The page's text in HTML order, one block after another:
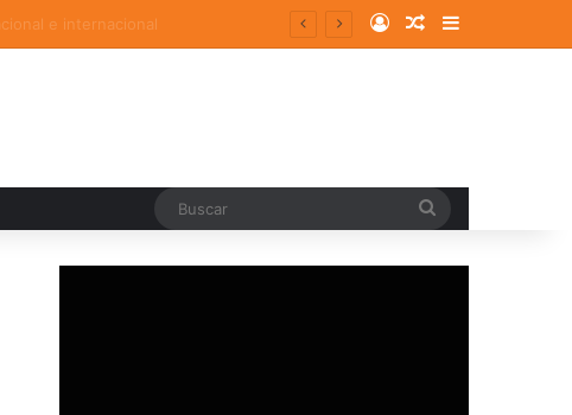
Log InRandom Article
Sidebar